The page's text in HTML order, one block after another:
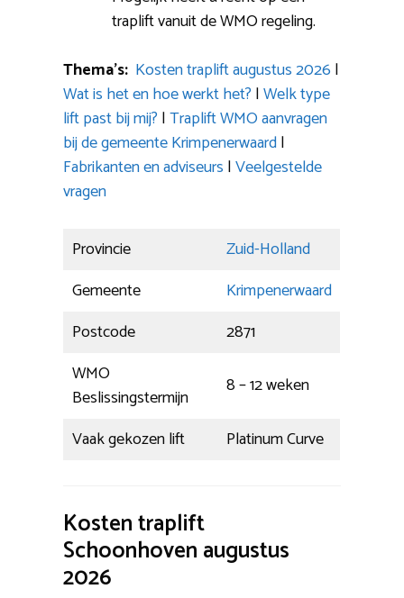
traplift vanuit de WMO regeling.
Thema’s: Kosten traplift augustus 2026 |
Wat is het en hoe werkt het? |Welk type
lift past bij mij? |Traplift WMO aanvragen
bij de gemeente Krimpenerwaard|
Fabrikanten en adviseurs |Veelgestelde
vragen
Provincie
Zuid-Holland
Gemeente
Krimpenerwaard
Postcode
2871
WMO
Beslissingstermijn
8 – 12 weken
Vaak gekozen lift
Platinum Curve
Kosten traplift
Schoonhoven augustus
2026